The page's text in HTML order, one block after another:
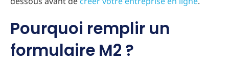
Pourquoi remplir un
formulaire M2 ?